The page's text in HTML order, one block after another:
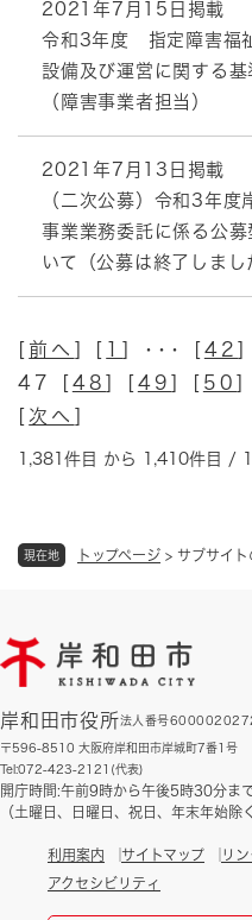
現在地 トップページ > サブサイト
2021年7月15日掲載
令和3年度 指定障害福
設備及び運営に関する
（障害事業者担当）
2021年7月13日掲載
（二次公募）令和3年
事業業務委託に係る公
いて（公募は終了しまし
前へ 1 ] ･･･ [ 42
47 [ 48 49 50
次へ
1,381件目 から 1,410件目 /
岸和田市役所法人番号
〒596-8510 大阪府岸和田市岸城町7番1号
Tel:072-423-2121(代表)
開庁時間:午前9時から午後5時30分ま
（土曜日、日曜日、祝日、年末年始除
利用案内 サイトマップ リ
アクセシビリティ